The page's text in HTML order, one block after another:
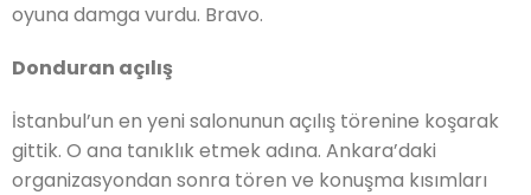
oyuna damga vurdu. Bravo.
Donduran açılış
İstanbul’un en yeni salonunun açılış törenine koşarak
gittik. O ana tanıklık etmek adına. Ankara’daki
organizasyondan sonra tören ve konuşma kısımları